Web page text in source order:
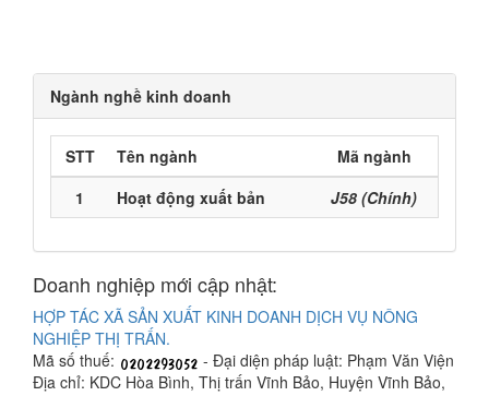
Ngành nghề kinh doanh
STT Tên ngành
Mã ngành
1
Hoạt động xuất bản J58 (Chính)
Doanh nghiệp mới cập nhật:
HỢP TÁC XÃ SẢN XUẤT KINH DOANH DỊCH VỤ NÔNG
NGHIỆP THỊ TRẤN.
Mã số thuế:
- Đại diện pháp luật: Phạm Văn Viện
Địa chỉ: KDC Hòa Bình, Thị trấn Vĩnh Bảo, Huyện Vĩnh Bảo,